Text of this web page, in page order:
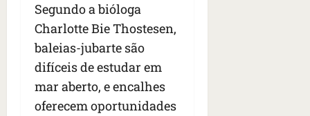
Segundo a bióloga
Charlotte Bie Thostesen,
baleias-jubarte são
difíceis de estudar em
mar aberto, e encalhes
oferecem oportunidades